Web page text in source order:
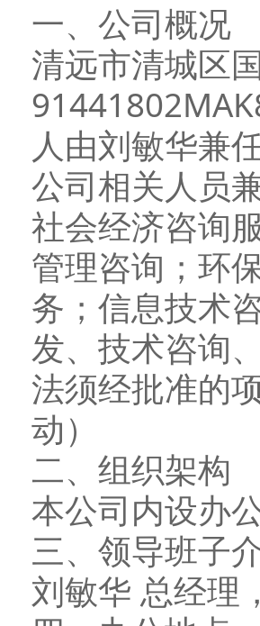
一、公司概况
清远市清城区
人由刘敏华兼
公司相关人员
社会经济咨询
管理咨询；环
务；信息技术
发、技术咨询
法须经批准的
动）
二、组织架构
本公司内设办
三、领导班子
刘敏华 总经理